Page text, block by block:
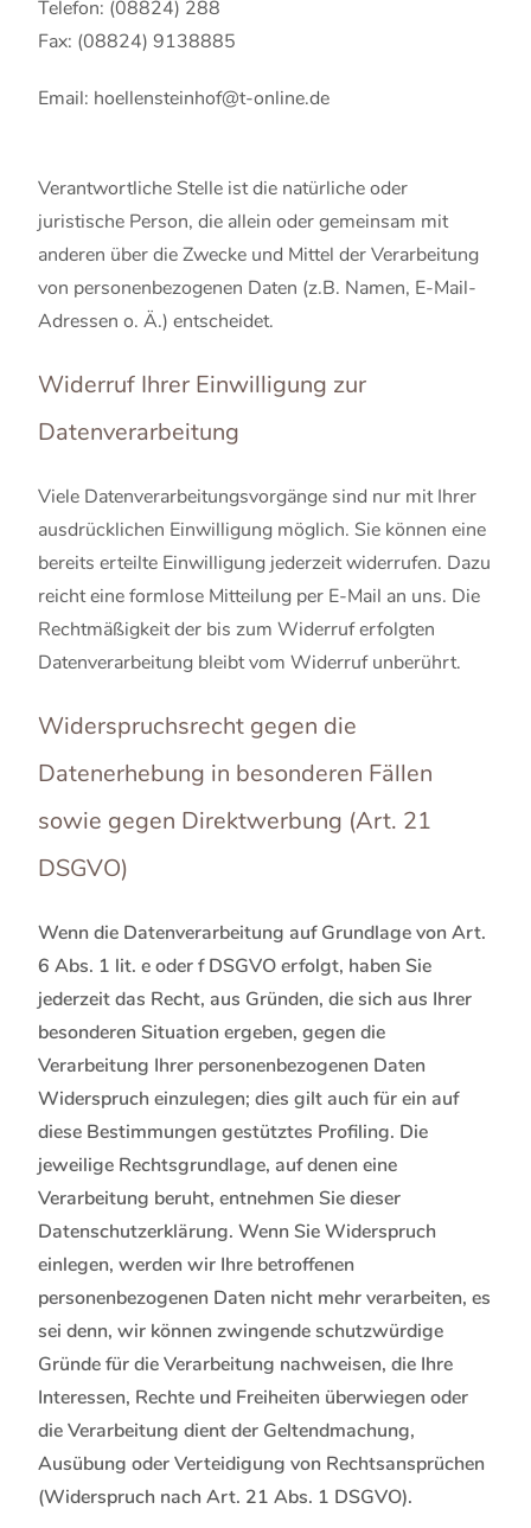
Telefon: (08824) 288
Fax: (08824) 9138885
Email: hoellensteinhof@t-online.de
Verantwortliche Stelle ist die natürliche oder
juristische Person, die allein oder gemeinsam mit
anderen über die Zwecke und Mittel der Verarbeitung
von personenbezogenen Daten (z.B. Namen, E-Mail-
Adressen o. Ä.) entscheidet.
Widerruf Ihrer Einwilligung zur
Datenverarbeitung
Viele Datenverarbeitungsvorgänge sind nur mit Ihrer
ausdrücklichen Einwilligung möglich. Sie können eine
bereits erteilte Einwilligung jederzeit widerrufen. Dazu
reicht eine formlose Mitteilung per E-Mail an uns. Die
Rechtmäßigkeit der bis zum Widerruf erfolgten
Datenverarbeitung bleibt vom Widerruf unberührt.
Widerspruchsrecht gegen die
Datenerhebung in besonderen Fällen
sowie gegen Direktwerbung (Art. 21
DSGVO)
Wenn die Datenverarbeitung auf Grundlage von Art.
6 Abs. 1 lit. e oder f DSGVO erfolgt, haben Sie
jederzeit das Recht, aus Gründen, die sich aus Ihrer
besonderen Situation ergeben, gegen die
Verarbeitung Ihrer personenbezogenen Daten
Widerspruch einzulegen; dies gilt auch für ein auf
diese Bestimmungen gestütztes Profiling. Die
jeweilige Rechtsgrundlage, auf denen eine
Verarbeitung beruht, entnehmen Sie dieser
Datenschutzerklärung. Wenn Sie Widerspruch
einlegen, werden wir Ihre betroffenen
personenbezogenen Daten nicht mehr verarbeiten, es
sei denn, wir können zwingende schutzwürdige
Gründe für die Verarbeitung nachweisen, die Ihre
Interessen, Rechte und Freiheiten überwiegen oder
die Verarbeitung dient der Geltendmachung,
Ausübung oder Verteidigung von Rechtsansprüchen
(Widerspruch nach Art. 21 Abs. 1 DSGVO).